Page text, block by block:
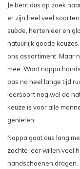
Je bent dus op zoek
er zijn heel veel
suède , hertenleer en
natuurlijk goede
ons assortiment. Maar
mee. Want nappa
pas na heel lange tijd
leersoort nog wel de
keuze is voor alle
genieten.
Nappa gaat dus lang
zachte leer willen veel
handschoenen